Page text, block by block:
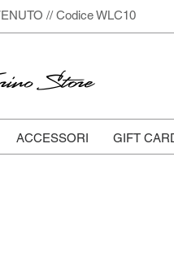
// Codice WLC10
Store
ACCESSORI GIFT